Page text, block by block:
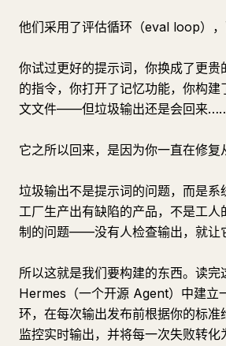
他们采用了评估循环（eval loop）
你试过更好的提示词，你换成了更贵
的指令，你打开了记忆功能，你构建
文文件——但垃圾输出还是会回来
它之所以回来，是因为你一直在修复
垃圾输出不是提示词的问题，而是系
工厂生产出有缺陷的产品，不是工人
制的问题——没有人检查输出，就让
所以这就是我们要构建的东西。读完
Hermes（一个开源 Agent）中建立
环，在每次输出发布前根据你的标准
监控实时输出，并将每一次失败转化